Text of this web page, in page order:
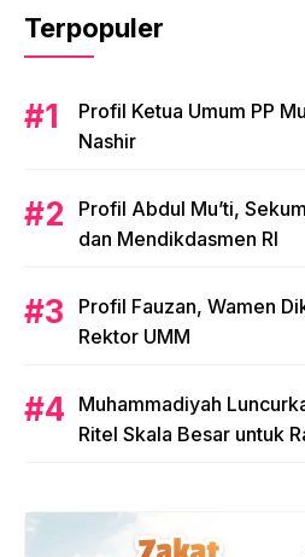
Terpopuler
Profil Ketua Umum PP
Nashir
Profil Abdul Mu’ti,
dan Mendikdasmen RI
Profil Fauzan, Wamen
Rektor UMM
Muhammadiyah
Ritel Skala Besar untuk